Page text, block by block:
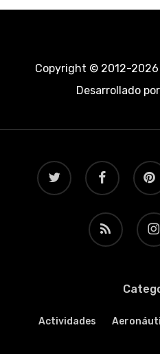
Copyright © 2012-2026
Desarrollado por
twitter facebook
RSS
Actividades